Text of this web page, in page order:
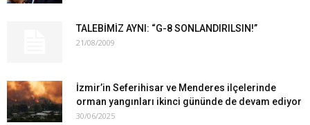
TALEBİMİZ AYNI: “G-8 SONLANDIRILSIN!”
21/08/2009
İzmir’in Seferihisar ve Menderes ilçelerinde
orman yangınları ikinci gününde de devam ediyor
30/06/2025